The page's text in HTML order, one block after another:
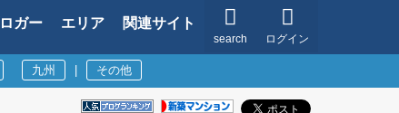
ログイン
search
ガー エリア 関連サイト
九州 その他